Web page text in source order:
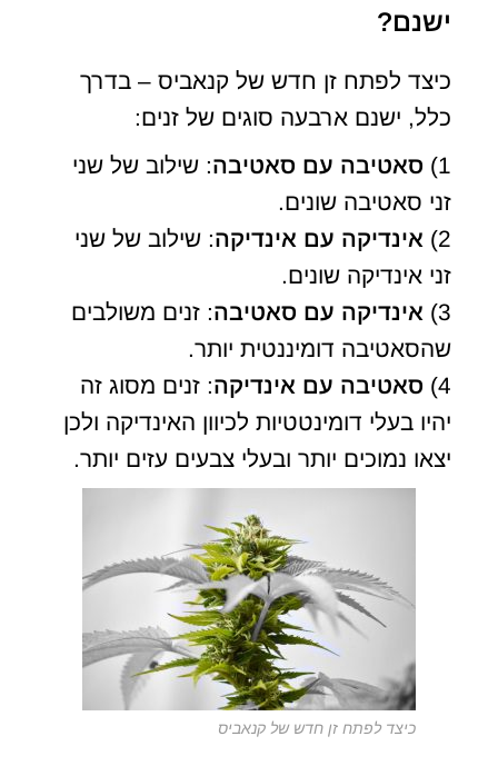
ישנם?
כיצד לפתח זן חדש של קנאביס – בדרך
כלל, ישנם ארבעה סוגים של זנים:
1) סאטיבה עם סאטיבה: שילוב של שני
זני סאטיבה שונים.
2) אינדיקה עם אינדיקה: שילוב של שני
זני אינדיקה שונים.
3) אינדיקה עם סאטיבה: זנים משולבים
שהסאטיבה דומיננטית יותר.
4) סאטיבה עם אינדיקה: זנים מסוג זה
יהיו בעלי דומינטטיות לכיוון האינדיקה ולכן
יצאו נמוכים יותר ובעלי צבעים עזים יותר.
כיצד לפתח זן חדש של קנאביס